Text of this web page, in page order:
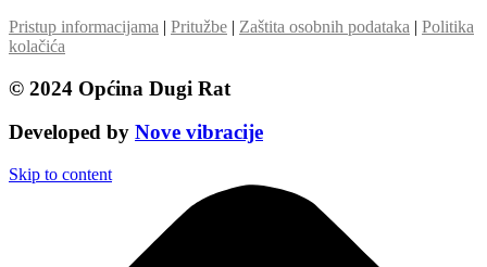
Pristup informacijama | Pritužbe | Zaštita osobnih podataka | Politika
kolačića
© 2024 Općina Dugi Rat
Developed by Nove vibracije
Skip to content